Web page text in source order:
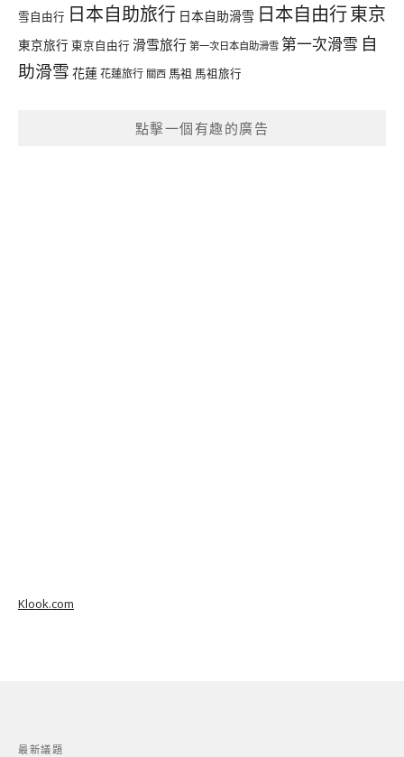
雪自由行 日本自助旅行 日本自助滑雪 日本自由行東京
東京旅行 東京自由行 滑雪旅行 第一次日本自助滑雪 第一次滑雪 自
助滑雪 花蓮花蓮旅行 關西 馬祖 馬祖旅行
點擊一個有趣的廣告
Klook.com
最新議題